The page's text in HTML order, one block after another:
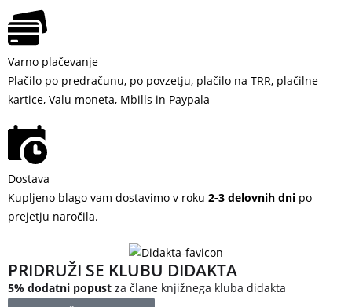
Varno plačevanje
Plačilo po predračunu, po povzetju, plačilo na TRR, plačilne
kartice, Valu moneta, Mbills in Paypala
Dostava
Kupljeno blago vam dostavimo v roku 2-3 delovnih dni po
prejetju naročila.
PRIDRUŽI SE KLUBU DIDAKTA
5% dodatni popust za člane knjižnega kluba didakta